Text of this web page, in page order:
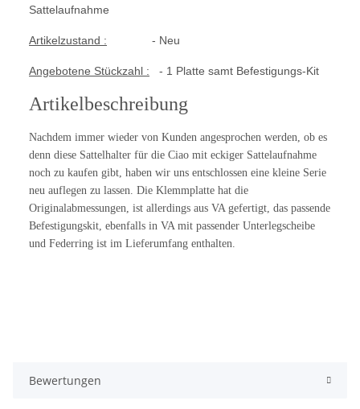
Sattelaufnahme
Artikelzustand : - Neu
Angebotene Stückzahl : - 1 Platte samt Befestigungs-Kit
Artikelbeschreibung
Nachdem immer wieder von Kunden angesprochen werden, ob es
denn diese Sattelhalter für die Ciao mit eckiger Sattelaufnahme
noch zu kaufen gibt, haben wir uns entschlossen eine kleine Serie
neu auflegen zu lassen. Die Klemmplatte hat die
Originalabmessungen, ist allerdings aus VA gefertigt, das passende
Befestigungskit, ebenfalls in VA mit passender Unterlegscheibe
und Federring ist im Lieferumfang enthalten.
Bewertungen